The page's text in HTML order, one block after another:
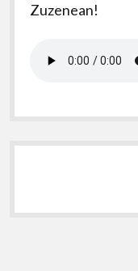
Zuzenean!